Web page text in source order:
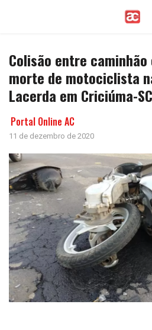
Colisão entre
morte de motociclista
Lacerda em Criciúma-SC
Portal Online AC
11 de dezembro de 2020